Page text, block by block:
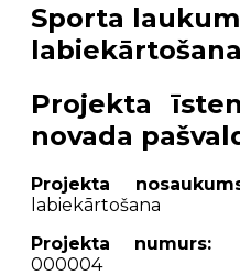
Sporta
labiekārtošana
Projekta
novada
Projekta
labiekārtošana
Projekta numurs:
000004